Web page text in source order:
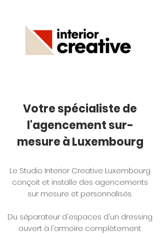
Votre spécialiste de
l'agencement sur-
mesure à Luxembourg
Le Studio Interior Creative Luxembourg
conçoit et installe des agencements
sur mesure et personnalisés.
Du séparateur d'espaces d'un dressing
ouvert à l'armoire complètement